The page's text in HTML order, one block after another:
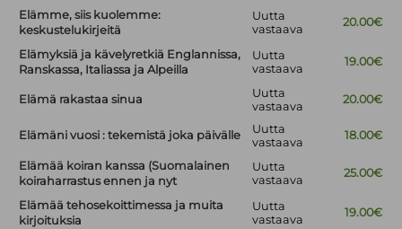
Elämme, siis kuolemme:
keskustelukirjeitä
Uutta
vastaava
20.00€
Elämyksiä ja kävelyretkiä Englannissa,
Ranskassa, Italiassa ja Alpeilla
Uutta
vastaava
19.00€
Elämä rakastaa sinua
Uutta
vastaava
20.00€
Elämäni vuosi : tekemistä joka päivälle
Uutta
vastaava
18.00€
Elämää koiran kanssa (Suomalainen
koiraharrastus ennen ja nyt
Uutta
vastaava
25.00€
Elämää tehosekoittimessa ja muita
kirjoituksia
Uutta
vastaava
19.00€